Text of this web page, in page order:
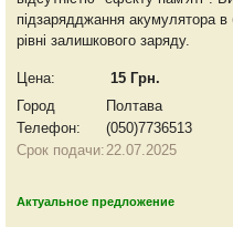
підзарядджання акумулятора
рівні залишкового заряду.
Цена:
15 Грн.
Город
Полтава
Телефон:
(050)7736513
Срок подачи:22.07.2025
Актуальное предложение